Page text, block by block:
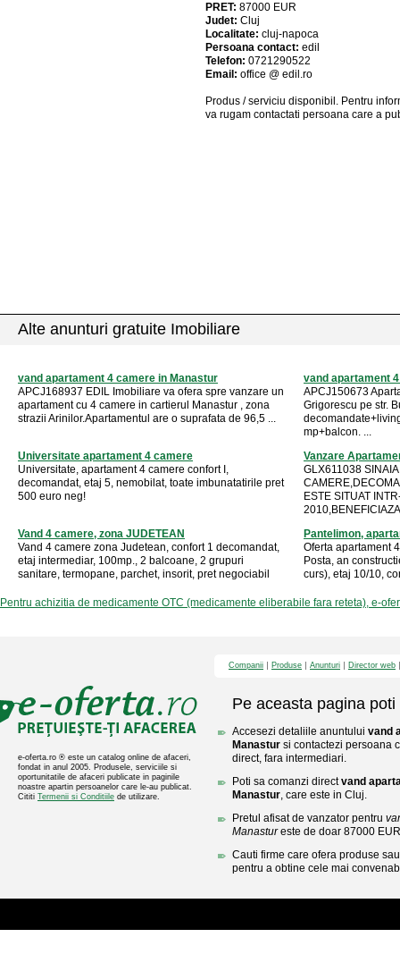
PRET: 87000 EUR
Judet: Cluj
Localitate: cluj-napoca
Persoana contact: edil
Telefon: 0721290522
Email: office @ edil.ro
Produs / serviciu disponibil . Pentru
va rugam contactati persoana care a
Alte anunturi gratuite Imobiliare
vand apartament 4 camere in Manastur
APCJ168937 EDIL Imobiliare va ofera spre vanzare un
apartament cu 4 camere in cartierul Manastur , zona
strazii Arinilor.Apartamentul are o suprafata de 96,5 ...
vand apartament
APCJ150673
Grigorescu pe str.
mp+balcon. ...
Universitate apartament 4 camere
Universitate, apartament 4 camere confort I,
decomandat, etaj 5, nemobilat, toate imbunatatirile pret
500 euro neg!
Vanzare
GLX611038
ESTE SITUAT
Vand 4 camere, zona JUDETEAN
Vand 4 camere zona Judetean, confort 1 decomandat,
etaj intermediar, 100mp., 2 balcoane, 2 grupuri
sanitare, termopane, parchet, insorit, pret negociabil
Pantelimon,
Oferta apartament
Posta, an
curs), etaj 10/10,
Pentru achizitia de medicamente OTC (medicamente eliberabile fara reteta), e-
e-oferta.ro ® este un catalog online de afaceri,
fondat in anul 2005. Produsele, serviciile si
oportunitatile de afaceri publicate in paginile
noastre apartin persoanelor care le-au publicat.
Cititi Termenii si Conditiile de utilizare.
Companii Produse Anunturi Director web
Pe aceasta pagina poti
Accesezi detaliile anuntului vand
Manastur si contactezi persoana
direct, fara intermediari.
Poti sa comanzi directvand
Manastur, care este in Cluj.
Pretul afisat de vanzator pentru
Manastureste de doar 87000
Cauti firme care ofera produse
pentru a obtine cele mai